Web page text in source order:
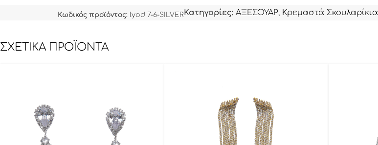
Κωδικός προϊόντος: lyod 7-6-SILVER Κατηγορίες: ΑΞΕΣΟΥΑΡ, Κρεμαστά Σκουλαρίκια
ΣΧΕΤΙΚΆ ΠΡΟΪΌΝΤΑ